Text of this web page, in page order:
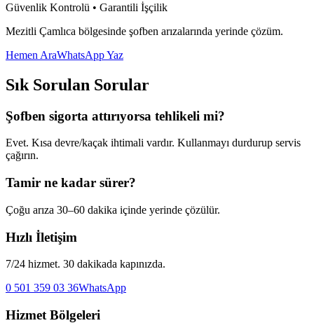
Güvenlik Kontrolü • Garantili İşçilik
Mezitli Çamlıca bölgesinde şofben arızalarında yerinde çözüm.
Hemen AraWhatsApp Yaz
Sık Sorulan Sorular
Şofben sigorta attırıyorsa tehlikeli mi?
Evet. Kısa devre/kaçak ihtimali vardır. Kullanmayı durdurup servis
çağırın.
Tamir ne kadar sürer?
Çoğu arıza 30–60 dakika içinde yerinde çözülür.
Hızlı İletişim
7/24 hizmet. 30 dakikada kapınızda.
0 501 359 03 36WhatsApp
Hizmet Bölgeleri